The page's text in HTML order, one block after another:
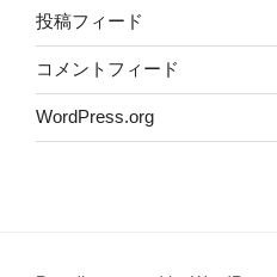
投稿フィード
コメントフィード
WordPress.org